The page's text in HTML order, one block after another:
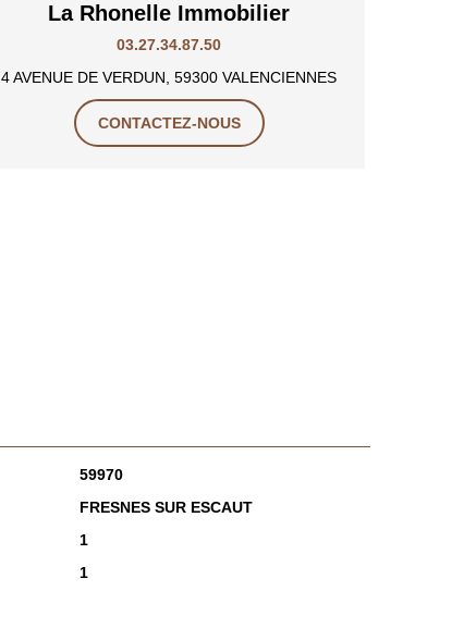
La Rhonelle Immobilier
03.27.34.87.50
4 AVENUE DE VERDUN, 59300 VALENCIENNES
CONTACTEZ-NOUS
59970
FRESNES SUR ESCAUT
1
1